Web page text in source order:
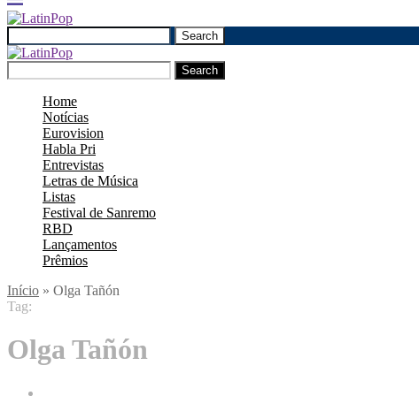
Search
Search
Home
Notícias
Eurovision
Habla Pri
Entrevistas
Letras de Música
Listas
Festival de Sanremo
RBD
Lançamentos
Prêmios
Início » Olga Tañón
Tag:
Olga Tañón